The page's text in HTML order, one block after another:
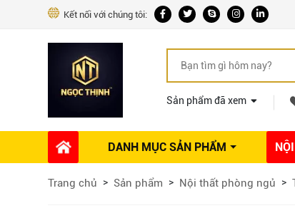
Kết nối với chúng tôi:
Sản phẩm đã xem
DANH MỤC SẢN PHẨM
Phụ kiện Nội thất
Ổ khóa tủ
Dự án thi công
Trang chủ Sản phẩm Nội thất phòng ngủ